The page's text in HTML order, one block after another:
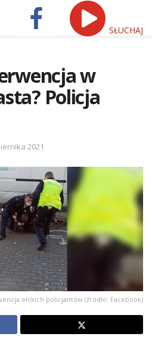
SŁUCHAJ
w
Policja
2021
ełckich policjantów (źródło: Facebook)